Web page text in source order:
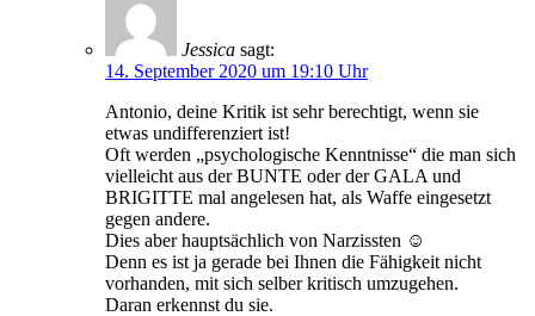
Jessica sagt:
14. September 2020 um 19:10 Uhr
Antonio, deine Kritik ist sehr berechtigt, wenn sie
etwas undifferenziert ist!
Oft werden „psychologische Kenntnisse“ die man sich
vielleicht aus der BUNTE oder der GALA und
BRIGITTE mal angelesen hat, als Waffe eingesetzt
gegen andere.
Dies aber hauptsächlich von Narzissten ☺
Denn es ist ja gerade bei Ihnen die Fähigkeit nicht
vorhanden, mit sich selber kritisch umzugehen.
Daran erkennst du sie.